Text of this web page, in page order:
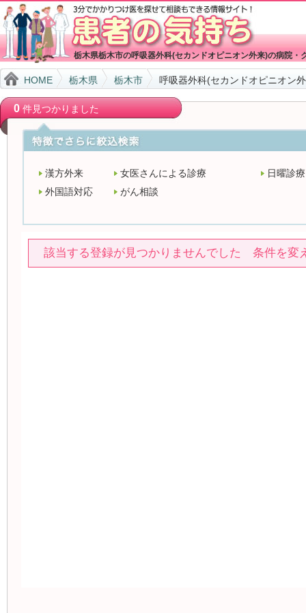
栃木県栃木市の呼吸器外科(セカンドオピニオン外来)の病院・
HOME 栃木県 栃木市 呼吸器外科(セカンドオピニオン
0件見つかりました
漢方外来 女医さんによる診療
日曜診療
外国語対応
がん相談
該当する登録が見つかりませんでした 条件を